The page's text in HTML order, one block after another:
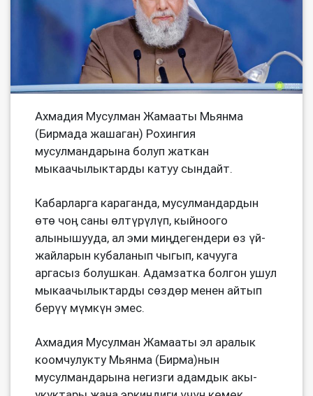
Ахмадия Мусулман Жамааты Мьянма
(Бирмада жашаган) Рохингия
мусулмандарына болуп жаткан
мыкаачылыктарды катуу сындайт.
Кабарларга караганда, мусулмандардын
өтө чоӊ саны өлтүрүлүп, кыйноого
алынышууда, ал эми миӊдегендери өз үй-
жайларын кубаланып чыгып, качууга
аргасыз болушкан. Адамзатка болгон ушул
мыкаачылыктарды сөздөр менен айтып
берүү мүмкүн эмес.
Ахмадия Мусулман Жамааты эл аралык
коомчулукту Мьянма (Бирма)нын
мусулмандарына негизги адамдык акы-